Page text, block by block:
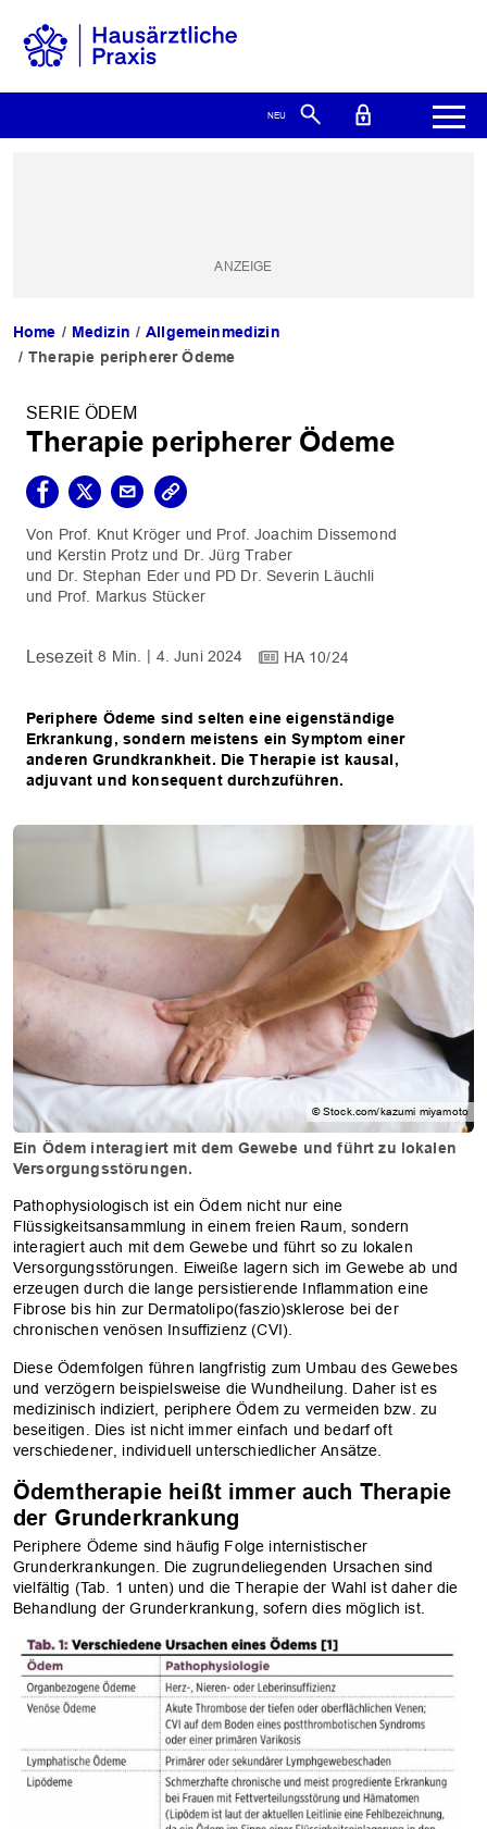
Home Medizin
Allgemeinmedizin
Therapie peripherer Ödeme
SERIE ÖDEM
Therapie peripherer Ödeme
Prof. Knut Kröger
Prof. Joachim Dissemond
Kerstin Protz
Dr. Jürg Traber
Dr. Stephan Eder
PD Dr. Severin Läuchli
Prof. Markus Stücker
8 Min. 4. Juni 2024 HA 10/24
Periphere Ödeme sind selten eine eigenständige
Erkrankung, sondern meistens ein Symptom einer
anderen Grundkrankheit. Die Therapie ist kausal,
adjuvant und konsequent durchzuführen.
© Stock.com/kazumi miyamoto
Ein Ödem interagiert mit dem Gewebe und führt zu lokalen
Versorgungsstörungen.
Pathophysiologisch ist ein Ödem nicht nur eine
Flüssigkeitsansammlung in einem freien Raum, sondern
interagiert auch mit dem Gewebe und führt so zu lokalen
Versorgungsstörungen. Eiweiße lagern sich im Gewebe ab und
erzeugen durch die lange persistierende Inflammation eine
Fibrose bis hin zur Dermatolipo(faszio)sklerose bei der
chronischen venösen Insuffizienz (CVI).
Diese Ödemfolgen führen langfristig zum Umbau des Gewebes
und verzögern beispielsweise die Wundheilung. Daher ist es
medizinisch indiziert, periphere Ödem zu vermeiden bzw. zu
beseitigen. Dies ist nicht immer einfach und bedarf oft
verschiedener, individuell unterschiedlicher Ansätze.
Ödemtherapie heißt immer auch Therapie
der Grunderkrankung
Periphere Ödeme sind häufig Folge internistischer
Grunderkrankungen. Die zugrundeliegenden Ursachen sind
vielfältig (Tab. 1 unten) und die Therapie der Wahl ist daher die
Behandlung der Grunderkrankung, sofern dies möglich ist.